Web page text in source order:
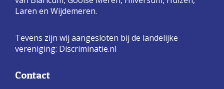
Laren en Wijdemeren.
Tevens zijn wij aangesloten bij de landelijke
vereniging: Discriminatie.nl
Contact